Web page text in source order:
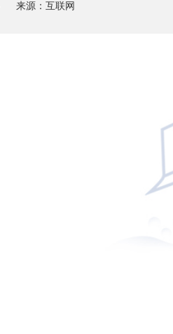
来源：互联网